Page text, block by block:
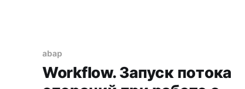
abap
Workflow. Запуск потока